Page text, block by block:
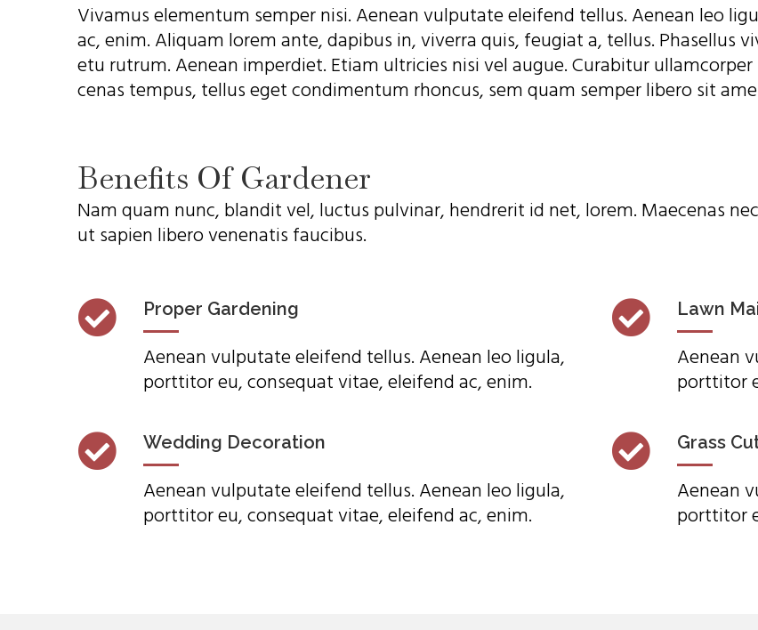
Vivamus elementum semper nisi. Aenean vulputate eleifend tellus. Aenean leo
ac, enim. Aliquam lorem ante, dapibus in, viverra quis, feugiat a, tellus. Phasellus
etu rutrum. Aenean imperdiet. Etiam ultricies nisi vel augue. Curabitur
cenas tempus, tellus eget condimentum rhoncus, sem quam semper libero sit
Benefits Of Gardener
Nam quam nunc, blandit vel, luctus pulvinar, hendrerit id net, lorem. Maecenas
ut sapien libero venenatis faucibus.
Proper Gardening
Aenean vulputate eleifend tellus. Aenean leo ligula,
porttitor eu, consequat vitae, eleifend ac, enim.
Wedding Decoration
Aenean vulputate eleifend tellus. Aenean leo ligula,
porttitor eu, consequat vitae, eleifend ac, enim.
Lawn
Aenean
porttitor
Grass
Aenean
porttitor